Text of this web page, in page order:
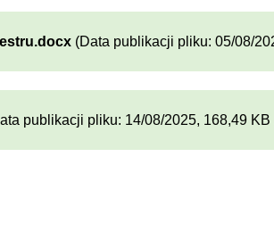
(Data publikacji pliku: 05/08/
publikacji pliku: 14/08/2025, 168,49 KB